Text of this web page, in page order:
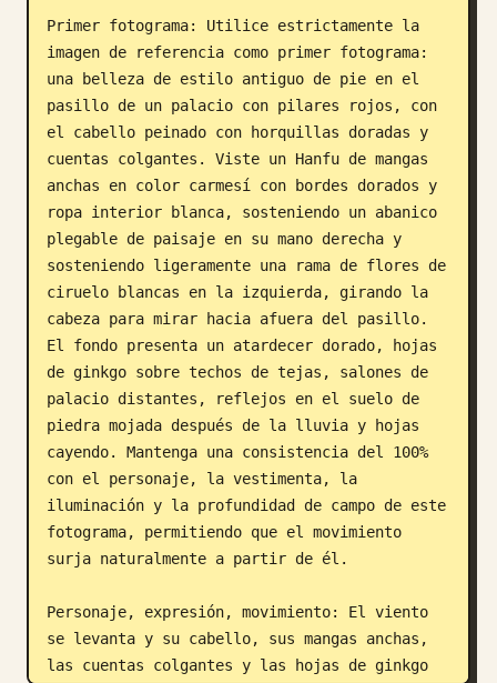
Primer fotograma: Utilice estrictamente la
imagen de referencia como primer fotograma:
una belleza de estilo antiguo de pie en el
pasillo de un palacio con pilares rojos, con
el cabello peinado con horquillas doradas y
cuentas colgantes. Viste un Hanfu de mangas
anchas en color carmesí con bordes dorados y
ropa interior blanca, sosteniendo un abanico
plegable de paisaje en su mano derecha y
sosteniendo ligeramente una rama de flores de
ciruelo blancas en la izquierda, girando la
cabeza para mirar hacia afuera del pasillo.
El fondo presenta un atardecer dorado, hojas
de ginkgo sobre techos de tejas, salones de
palacio distantes, reflejos en el suelo de
piedra mojada después de la lluvia y hojas
cayendo. Mantenga una consistencia del 100%
con el personaje, la vestimenta, la
iluminación y la profundidad de campo de este
fotograma, permitiendo que el movimiento
surja naturalmente a partir de él.
Personaje, expresión, movimiento: El viento
se levanta y su cabello, sus mangas anchas,
las cuentas colgantes y las hojas de ginkgo